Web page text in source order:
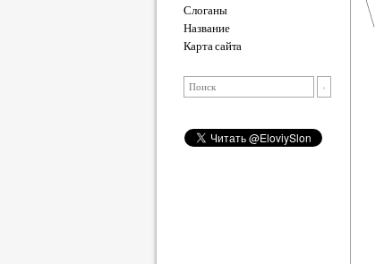
Слоганы
Название
Карта сайта